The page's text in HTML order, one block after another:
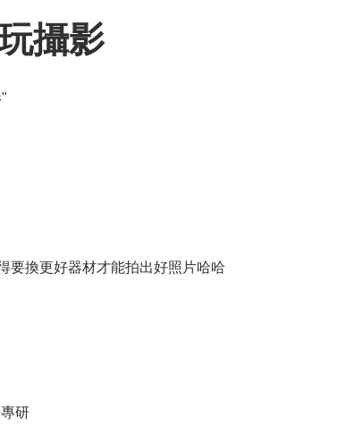
攝影
要換更好器材才能拍出好照片哈哈
研